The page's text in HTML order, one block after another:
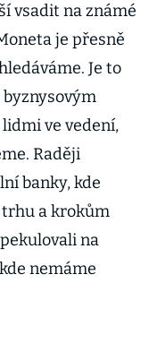
vsadit na známé
je přesně
Je to
ve vedení,
Raději
banky, kde
a krokům
na
nemáme